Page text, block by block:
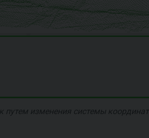
путем изменения системы координат